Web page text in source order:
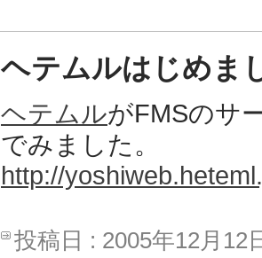
ヘテムルはじめま
ヘテムルがFMSのサ
でみました。
http://
投稿日 : 2005年12月